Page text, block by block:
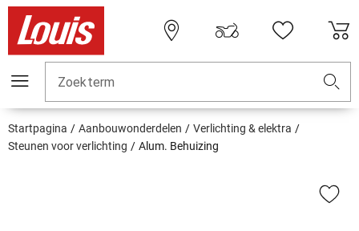
Zoekterm
Startpagina Aanbouwonderdelen
Verlichting & elektra
Steunen voor verlichting
Alum. Behuizing